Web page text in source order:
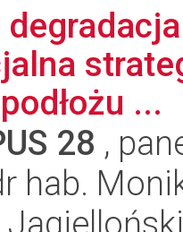
...
28 ,
hab.